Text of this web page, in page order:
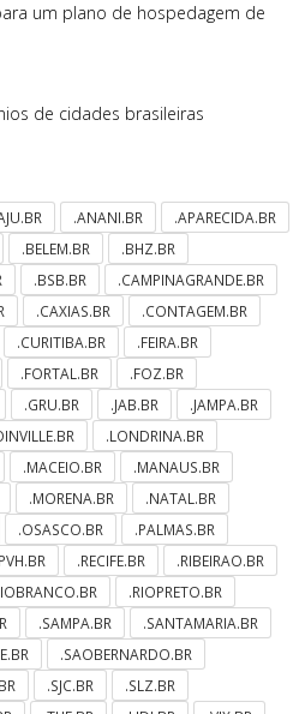
um plano de hospedagem de
de cidades brasileiras
.ANANI.BR
.APARECIDA.BR
.BELEM.BR
.BHZ.BR
.BSB.BR
.CAMPINAGRANDE.BR
.CAXIAS.BR
.CONTAGEM.BR
.CURITIBA.BR
.FEIRA.BR
.FORTAL.BR
.FOZ.BR
.GRU.BR .JAB.BR
.JAMPA.BR
.LONDRINA.BR
.MACEIO.BR
.MANAUS.BR
.MORENA.BR
.NATAL.BR
.OSASCO.BR
.PALMAS.BR
.RECIFE.BR
.RIBEIRAO.BR
.RIOPRETO.BR
.SAMPA.BR
.SANTAMARIA.BR
.SAOBERNARDO.BR
.SJC.BR
.SLZ.BR